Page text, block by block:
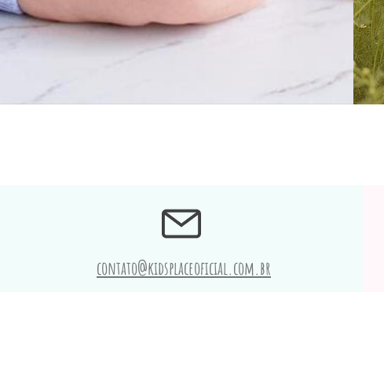
contato@kidsplaceoficial.com.br